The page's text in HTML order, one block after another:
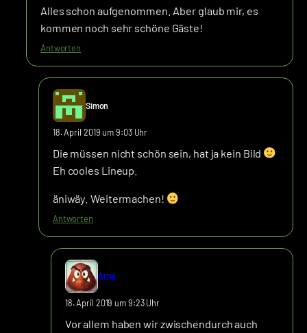
Alles schon aufgenommen. Aber glaub mir, es
kommen noch sehr schöne Gäste!
Antworten
Simon
18. April 2019 um 9:03 Uhr
Die müssen nicht schön sein, hat ja kein Bild
Eh cooles Lineup.
äniwäy. Weitermachen!
Antworten
Arne
18. April 2019 um 9:23 Uhr
Vor allem haben wir zwischendurch auch